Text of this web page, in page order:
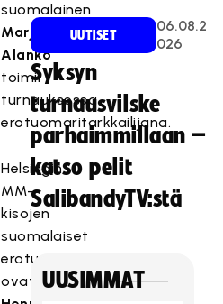
suomalainen
Marjo
Alanko
toimii
turnauksessa
erotuomaritarkkailijana.
Helsingin
MM-
kisojen
suomalaiset
erotuomariparit
ovat
UUTISET
06.08.2
026
Syksyn
turnausvilske
parhaimmillaan –
katso pelit
SalibandyTV:stä
UUSIMMAT